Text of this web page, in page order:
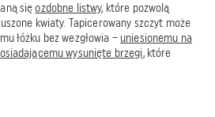
sięozdobne listwy, które pozwolą
kwiaty. Tapicerowany szczyt może
łóżku bez wezgłowia – uniesionemu na
wysunięte brzegi, które